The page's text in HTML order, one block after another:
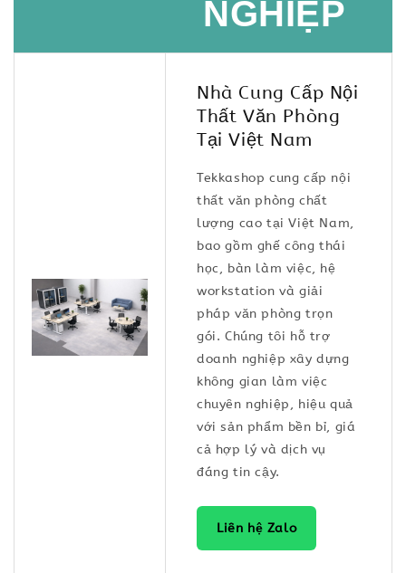
NGHIỆP
Nhà Cung Cấp Nội
Thất Văn Phòng
Tại Việt Nam
Tekkashop cung cấp nội
thất văn phòng chất
lượng cao tại Việt Nam,
bao gồm ghế công thái
học, bàn làm việc, hệ
workstation và giải
pháp văn phòng trọn
gói. Chúng tôi hỗ trợ
doanh nghiệp xây dựng
không gian làm việc
chuyên nghiệp, hiệu quả
với sản phẩm bền bỉ, giá
cả hợp lý và dịch vụ
đáng tin cậy.
Liên hệ Zalo